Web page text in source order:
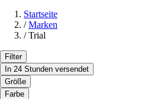
Startseite
/ Marken
/ Trial
Filter
In 24 Stunden versendet
Größe
Farbe